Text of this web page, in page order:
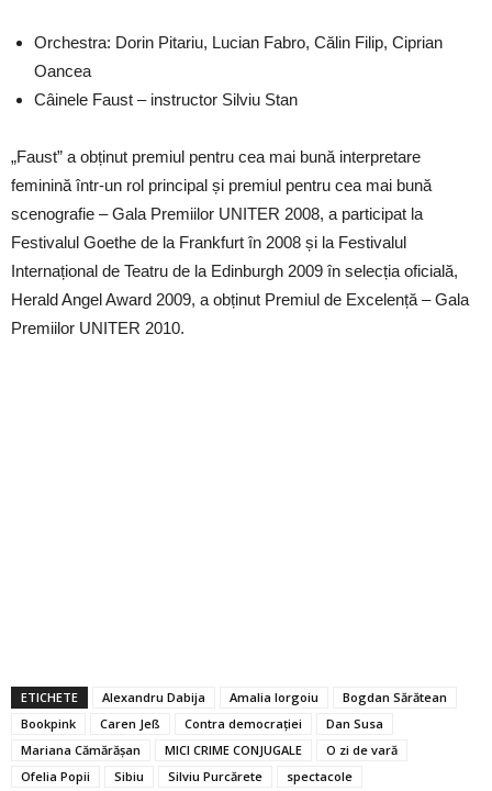
Orchestra: Dorin Pitariu, Lucian Fabro, Călin Filip, Ciprian
Oancea
Câinele Faust – instructor Silviu Stan
„Faust” a obținut premiul pentru cea mai bună interpretare
feminină într-un rol principal și premiul pentru cea mai bună
scenografie – Gala Premiilor UNITER 2008, a participat la
Festivalul Goethe de la Frankfurt în 2008 și la Festivalul
Internațional de Teatru de la Edinburgh 2009 în selecția oficială,
Herald Angel Award 2009, a obținut Premiul de Excelență – Gala
Premiilor UNITER 2010.
ETICHETE Alexandru Dabija Amalia Iorgoiu
Bogdan Sărătean
Bookpink
Caren Jeß Contra democraţiei
Dan Susa
Mariana Cămărășan
MICI CRIME CONJUGALE
O zi de vară
Ofelia Popii
Sibiu Silviu Purcărete
spectacole